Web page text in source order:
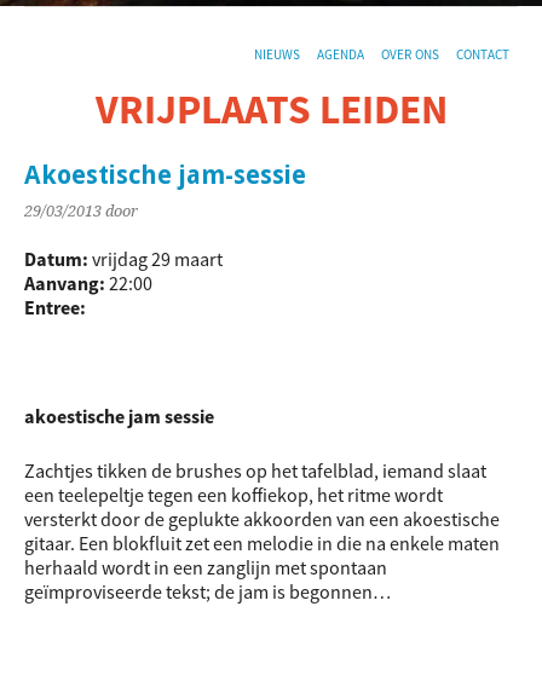
NIEUWS AGENDA OVER ONS CONTACT
VRIJPLAATS LEIDEN
Akoestische jam-sessie
29/03/2013 door
Datum: vrijdag 29 maart
Aanvang: 22:00
Entree:
akoestische jam sessie
Zachtjes tikken de brushes op het tafelblad, iemand slaat
een teelepeltje tegen een koffiekop, het ritme wordt
versterkt door de geplukte akkoorden van een akoestische
gitaar. Een blokfluit zet een melodie in die na enkele maten
herhaald wordt in een zanglijn met spontaan
geïmproviseerde tekst; de jam is begonnen…